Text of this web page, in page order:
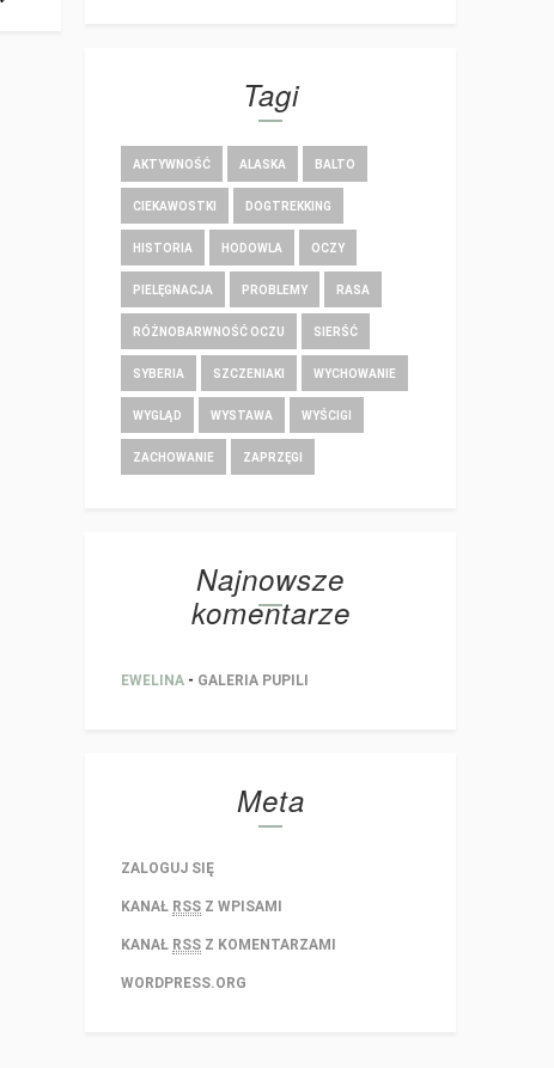
Tagi
AKTYWNOŚĆ ALASKA BALTO
CIEKAWOSTKI DOGTREKKING
HISTORIA HODOWLA OCZY
PIELĘGNACJA PROBLEMY RASA
RÓŻNOBARWNOŚĆ OCZU SIERŚĆ
SYBERIA SZCZENIAKI WYCHOWANIE
WYGLĄD WYSTAWA WYŚCIGI
ZACHOWANIE ZAPRZĘGI
Najnowsze
komentarze
EWELINA - GALERIA PUPILI
Meta
ZALOGUJ SIĘ
KANAŁ RSS Z WPISAMI
KANAŁ RSS Z KOMENTARZAMI
WORDPRESS.ORG